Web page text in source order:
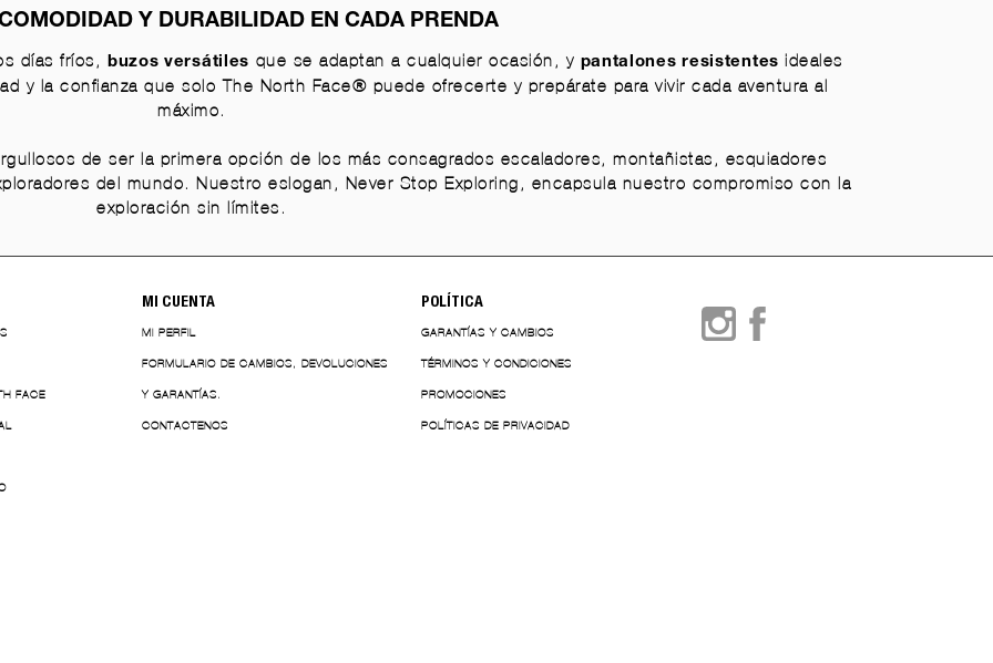
Y DURABILIDAD EN CADA PRENDA
días fríos, buzos versátiles que se adaptan a cualquier ocasión, y pantalones resistentes ideales
y la confianza que solo The North Face® puede ofrecerte y prepárate para vivir cada aventura al
máximo.
de ser la primera opción de los más consagrados escaladores, montañistas, esquiadores
del mundo. Nuestro eslogan, Never Stop Exploring, encapsula nuestro compromiso con la
exploración sin límites.
FACE
MI CUENTA
MI PERFIL
FORMULARIO DE CAMBIOS, DEVOLUCIONES
Y GARANTÍAS.
CONTACTENOS
POLÍTICA
GARANTÍAS Y CAMBIOS
TÉRMINOS Y CONDICIONES
PROMOCIONES
POLÍTICAS DE PRIVACIDAD